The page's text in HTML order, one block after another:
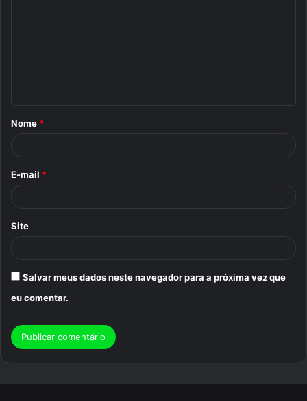
r
Nome *
E-mail *
Site
Salvar meus dados neste navegador para a próxima vez que
eu comentar.